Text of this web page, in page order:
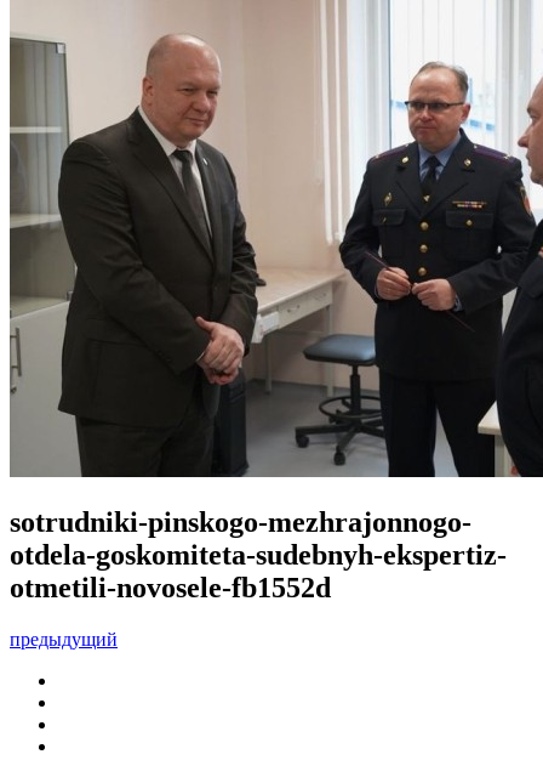
sotrudniki-pinskogo-mezhrajonnogo-
otdela-goskomiteta-sudebnyh-ekspertiz-
otmetili-novosele-fb1552d
предыдущий